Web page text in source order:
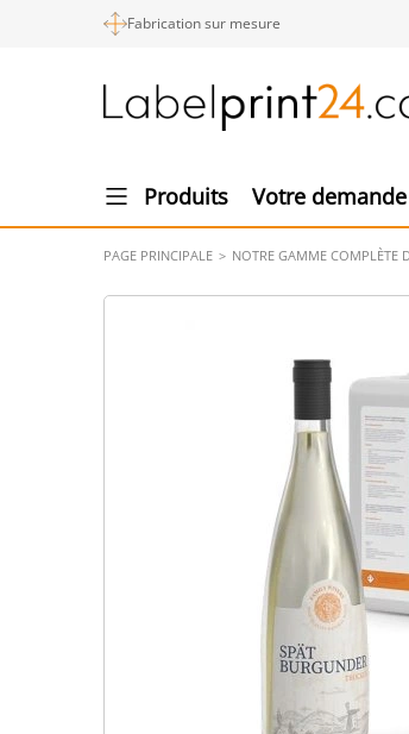
Fabrication sur mesure
Produits Votre demande
PAGE PRINCIPALE NOTRE GAMME COMPLÈTE